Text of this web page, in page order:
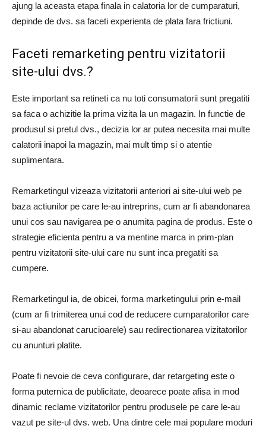
ajung la aceasta etapa finala in calatoria lor de cumparaturi,
depinde de dvs. sa faceti experienta de plata fara frictiuni.
Faceti remarketing pentru vizitatorii
site-ului dvs.?
Este important sa retineti ca nu toti consumatorii sunt pregatiti
sa faca o achizitie la prima vizita la un magazin. In functie de
produsul si pretul dvs., decizia lor ar putea necesita mai multe
calatorii inapoi la magazin, mai mult timp si o atentie
suplimentara.
Remarketingul vizeaza vizitatorii anteriori ai site-ului web pe
baza actiunilor pe care le-au intreprins, cum ar fi abandonarea
unui cos sau navigarea pe o anumita pagina de produs. Este o
strategie eficienta pentru a va mentine marca in prim-plan
pentru vizitatorii site-ului care nu sunt inca pregatiti sa
cumpere.
Remarketingul ia, de obicei, forma marketingului prin e-mail
(cum ar fi trimiterea unui cod de reducere cumparatorilor care
si-au abandonat carucioarele) sau redirectionarea vizitatorilor
cu anunturi platite.
Poate fi nevoie de ceva configurare, dar retargeting este o
forma puternica de publicitate, deoarece poate afisa in mod
dinamic reclame vizitatorilor pentru produsele pe care le-au
vazut pe site-ul dvs. web. Una dintre cele mai populare moduri